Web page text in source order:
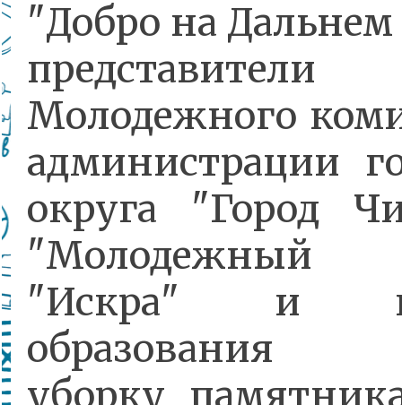
"Добро на Дальнем
представители
Молодежного
администрации
округа "Город
"Искра" и
образования
уборку